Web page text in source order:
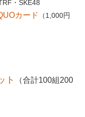
・SKE48
カード
（1,000円
ト
（合計100組200